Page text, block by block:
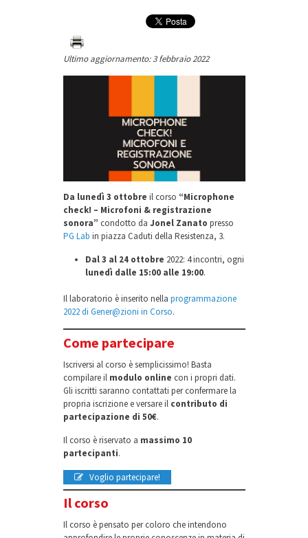
Ultimo aggiornamento: 3 febbraio 2022
Da lunedì 3 ottobre il corso “Microphone
check! – Microfoni & registrazione
sonora” condotto da Jonel Zanato presso
PG Lab in piazza Caduti della Resistenza, 3.
Dal 3 al 24 ottobre 2022: 4 incontri, ogni
lunedì dalle 15:00 alle 19:00.
Il laboratorio è inserito nella programmazione
2022 di Gener@zioni in Corso.
Come partecipare
Iscriversi al corso è semplicissimo! Basta
compilare il modulo online con i propri dati.
Gli iscritti saranno contattati per confermare la
propria iscrizione e versare il contributo di
partecipazione di 50€.
Il corso è riservato a massimo 10
partecipanti.
Voglio partecipare!
Il corso
Il corso è pensato per coloro che intendono